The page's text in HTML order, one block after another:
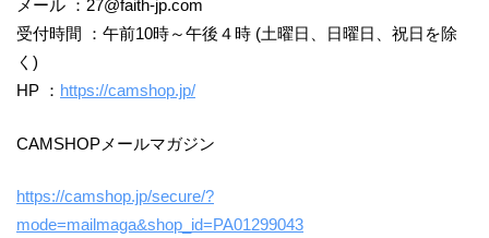
メール ：27@faith-jp.com
受付時間 ：午前10時～午後４時 (土曜日、日曜日、祝日を除
く)
HP ： https://camshop.jp/
CAMSHOPメールマガジン
https://camshop.jp/secure/?
mode=mailmaga&shop_id=PA01299043